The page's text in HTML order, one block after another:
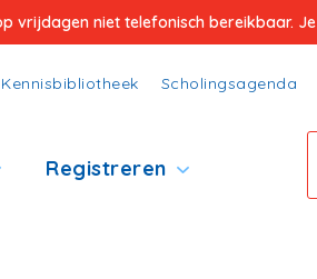
vrijdagen niet telefonisch bereikbaar.
Kennisbibliotheek Scholingsagenda
Registreren